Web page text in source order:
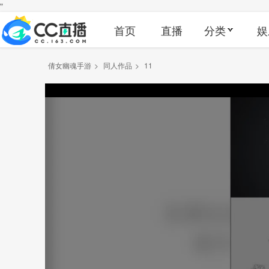
"
首页 直播 分类
倩女幽魂手游 > 同人作品 > 11